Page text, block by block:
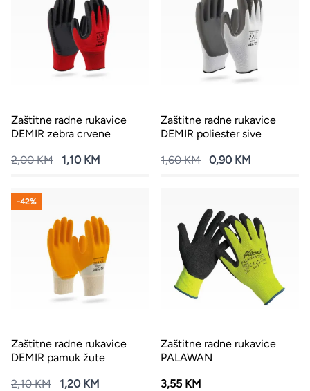
Zaštitne radne rukavice
DEMIR zebra crvene
2,00 KM
1,10 KM
Zaštitne radne rukavice
DEMIR poliester sive
1,60 KM
0,90 KM
Zaštitne radne rukavice
DEMIR pamuk žute
2,10 KM
1,20 KM
-42%
Zaštitne radne rukavice
PALAWAN
3,55 KM